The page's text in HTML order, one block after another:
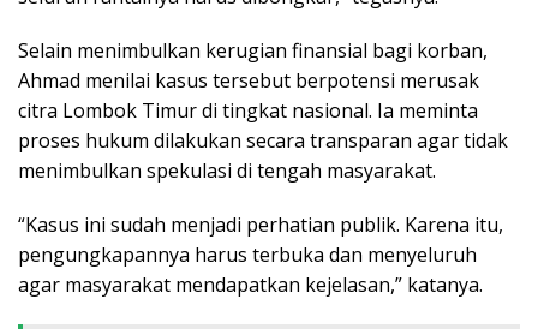
Selain menimbulkan kerugian finansial bagi korban,
Ahmad menilai kasus tersebut berpotensi merusak
citra Lombok Timur di tingkat nasional. Ia meminta
proses hukum dilakukan secara transparan agar tidak
menimbulkan spekulasi di tengah masyarakat.
“Kasus ini sudah menjadi perhatian publik. Karena itu,
pengungkapannya harus terbuka dan menyeluruh
agar masyarakat mendapatkan kejelasan,” katanya.